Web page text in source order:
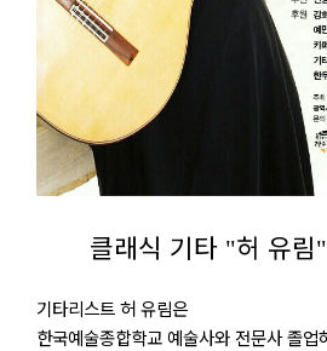
클래식 기타 "허 유림"
기타리스트 허 유림은
한국예술종합학교 예술사와 전문사 졸업